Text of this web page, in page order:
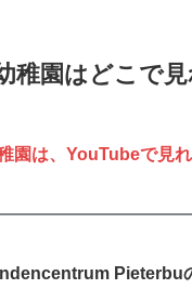
稚園はどこで見
園は、YouTubeで見れ
Pieterbu